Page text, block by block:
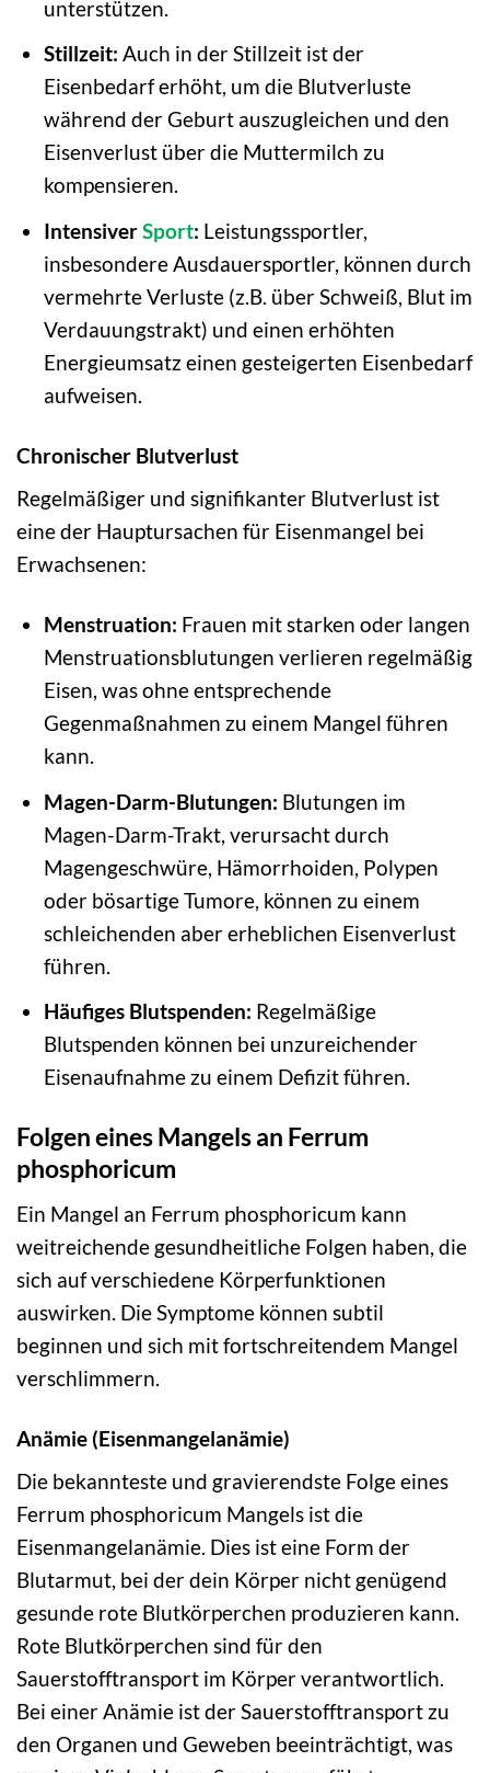
unterstützen.
Stillzeit: Auch in der Stillzeit ist der
Eisenbedarf erhöht, um die Blutverluste
während der Geburt auszugleichen und den
Eisenverlust über die Muttermilch zu
kompensieren.
IntensiverSport: Leistungssportler,
insbesondere Ausdauersportler, können durch
vermehrte Verluste (z.B. über Schweiß, Blut im
Verdauungstrakt) und einen erhöhten
Energieumsatz einen gesteigerten Eisenbedarf
aufweisen.
Chronischer Blutverlust
Regelmäßiger und signifikanter Blutverlust ist
eine der Hauptursachen für Eisenmangel bei
Erwachsenen:
Menstruation: Frauen mit starken oder langen
Menstruationsblutungen verlieren regelmäßig
Eisen, was ohne entsprechende
Gegenmaßnahmen zu einem Mangel führen
kann.
Magen-Darm-Blutungen: Blutungen im
Magen-Darm-Trakt, verursacht durch
Magengeschwüre, Hämorrhoiden, Polypen
oder bösartige Tumore, können zu einem
schleichenden aber erheblichen Eisenverlust
führen.
Häufiges Blutspenden: Regelmäßige
Blutspenden können bei unzureichender
Eisenaufnahme zu einem Defizit führen.
Folgen eines Mangels an Ferrum
phosphoricum
Ein Mangel an Ferrum phosphoricum kann
weitreichende gesundheitliche Folgen haben, die
sich auf verschiedene Körperfunktionen
auswirken. Die Symptome können subtil
beginnen und sich mit fortschreitendem Mangel
verschlimmern.
Anämie (Eisenmangelanämie)
Die bekannteste und gravierendste Folge eines
Ferrum phosphoricum Mangels ist die
Eisenmangelanämie. Dies ist eine Form der
Blutarmut, bei der dein Körper nicht genügend
gesunde rote Blutkörperchen produzieren kann.
Rote Blutkörperchen sind für den
Sauerstofftransport im Körper verantwortlich.
Bei einer Anämie ist der Sauerstofftransport zu
den Organen und Geweben beeinträchtigt, was